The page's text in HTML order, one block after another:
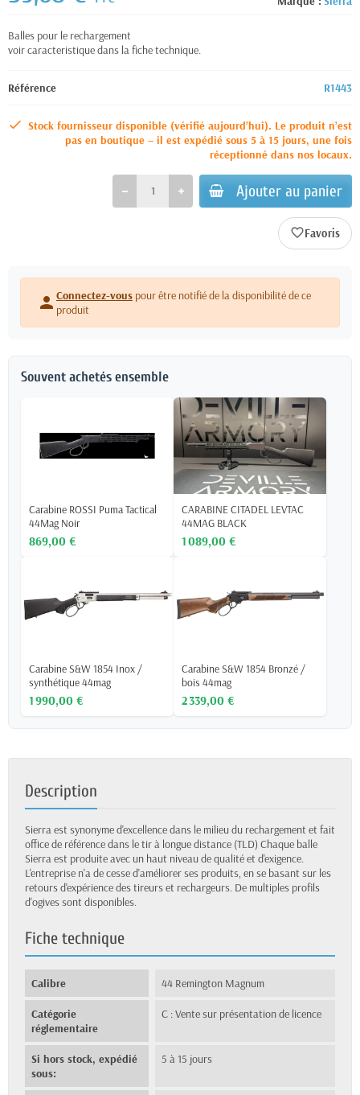
Balles pour le rechargement
voir caracteristique dans la fiche technique.
Référence R1443
Stock fournisseur disponible (vérifié aujourd’hui). Le produit n’est
pas en boutique – il est expédié sous 5 à 15 jours, une fois
réceptionné dans nos locaux.
Ajouter au panier
favorite_border
person Connectez-vous pour être notifié de la disponibilité de ce
produit
Souvent achetés ensemble
Carabine ROSSI Puma Tactical
44Mag Noir
869,00 €
CARABINE CITADEL LEVTAC
44MAG BLACK
1 089,00 €
Carabine S&W 1854 Inox /
synthétique 44mag
1 990,00 €
Carabine S&W 1854 Bronzé /
bois 44mag
2 339,00 €
Description
Sierra est synonyme d'excellence dans le milieu du rechargement et fait
office de référence dans le tir à longue distance (TLD) Chaque balle
Sierra est produite avec un haut niveau de qualité et d'exigence.
L'entreprise n'a de cesse d'améliorer ses produits, en se basant sur les
retours d'expérience des tireurs et rechargeurs. De multiples profils
d'ogives sont disponibles.
Fiche technique
Calibre 44 Remington Magnum
Catégorie
réglementaire
C : Vente sur présentation de licence
Si hors stock, expédié
sous:
5 à 15 jours